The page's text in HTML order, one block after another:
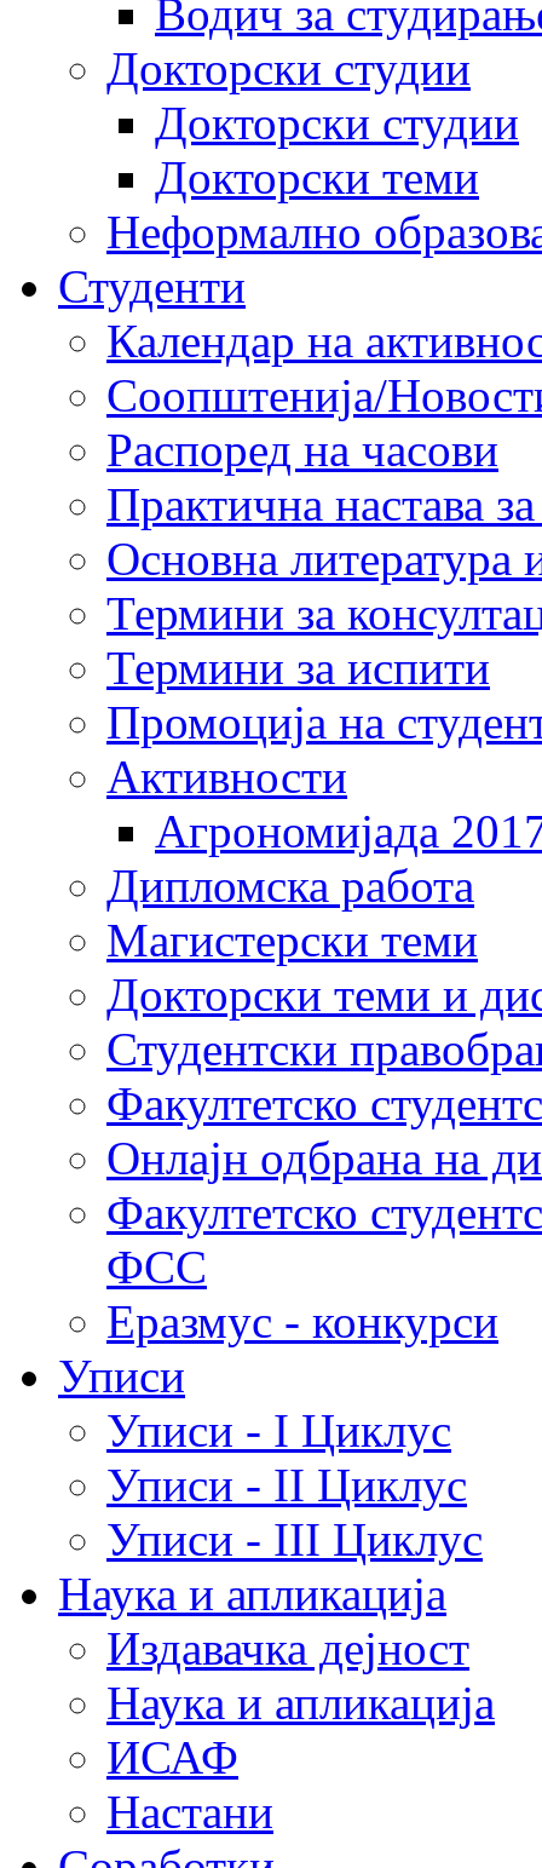
Водич за
Докторски студии
Докторски студии
Докторски теми
Неформално
Студенти
Календар на
Соопштенија/
Распоред на часови
Практична настава
Основна литература
Термини за
Термини за испити
Промоција на
Активности
Агрономијада
Дипломска работа
Магистерски теми
Докторски теми и
Студентски
Факултетско
Онлајн одбрана на
Факултетско
ФСС
Еразмус - конкурси
Уписи
Уписи - I Циклус
Уписи - II Циклус
Уписи - III Циклус
Наука и апликација
Издавачка дејност
Наука и апликација
ИСАФ
Настани